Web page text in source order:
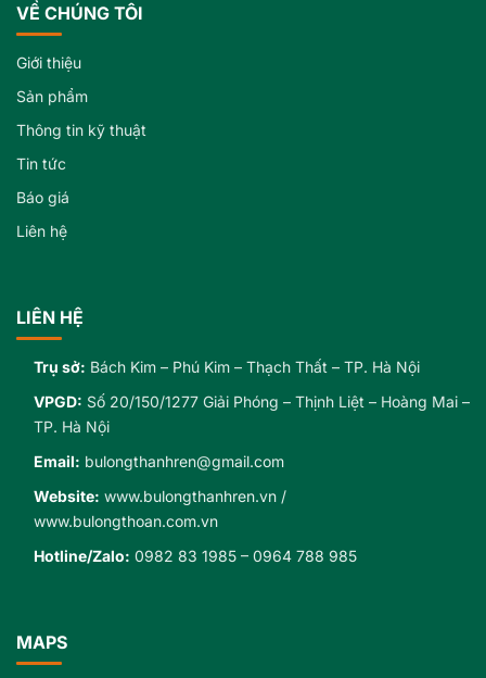
VỀ CHÚNG TÔI
Giới thiệu
Sản phẩm
Thông tin kỹ thuật
Tin tức
Báo giá
Liên hệ
LIÊN HỆ
Trụ sở: Bách Kim – Phú Kim – Thạch Thất – TP. Hà Nội
VPGD: Số 20/150/1277 Giải Phóng – Thịnh Liệt – Hoàng Mai –
TP. Hà Nội
Email: bulongthanhren@gmail.com
Website: www.bulongthanhren.vn /
www.bulongthoan.com.vn
Hotline/Zalo: 0982 83 1985 – 0964 788 985
MAPS